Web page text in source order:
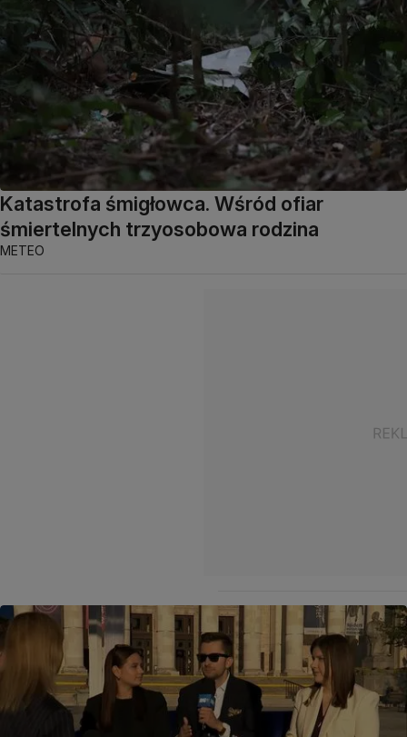
Katastrofa śmigłowca. Wśród ofiar
śmiertelnych trzyosobowa rodzina
METEO